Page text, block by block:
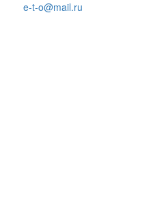
e-t-o@mail.ru